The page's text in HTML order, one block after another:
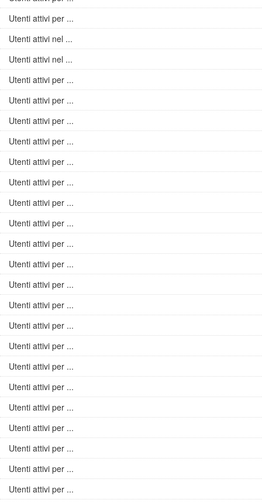
Utenti attivi per ...
Utenti attivi nel ...
Utenti attivi nel ...
Utenti attivi per ...
Utenti attivi per ...
Utenti attivi per ...
Utenti attivi per ...
Utenti attivi per ...
Utenti attivi per ...
Utenti attivi per ...
Utenti attivi per ...
Utenti attivi per ...
Utenti attivi per ...
Utenti attivi per ...
Utenti attivi per ...
Utenti attivi per ...
Utenti attivi per ...
Utenti attivi per ...
Utenti attivi per ...
Utenti attivi per ...
Utenti attivi per ...
Utenti attivi per ...
Utenti attivi per ...
Utenti attivi per ...